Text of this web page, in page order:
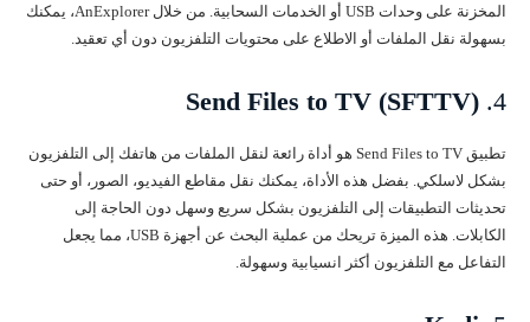
المخزنة على وحدات USB أو الخدمات السحابية. من خلال AnExplorer، يمكنك
بسهولة نقل الملفات أو الاطلاع على محتويات التلفزيون دون أي تعقيد.
4.
Send Files to TV (SFTTV)
تطبيق Send Files to TV هو أداة رائعة لنقل الملفات من هاتفك إلى التلفزيون
بشكل لاسلكي. بفضل هذه الأداة، يمكنك نقل مقاطع الفيديو، الصور، أو حتى
تحديثات التطبيقات إلى التلفزيون بشكل سريع وسهل دون الحاجة إلى
الكابلات. هذه الميزة تريحك من عملية البحث عن أجهزة USB، مما يجعل
التفاعل مع التلفزيون أكثر انسيابية وسهولة.